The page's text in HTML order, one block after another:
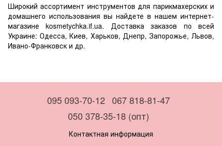
Широкий ассортимент инструментов для парикмахерских и
домашнего использования вы найдете в нашем интернет-
магазине kosmetychka.if.ua. Доставка заказов по всей
Украине: Одесса, Киев, Харьков, Днепр, Запорожье, Львов,
Ивано-Франковск и др.
095 093-70-12 067 818-81-47
050 378-35-18 (опт)
Контактная информация